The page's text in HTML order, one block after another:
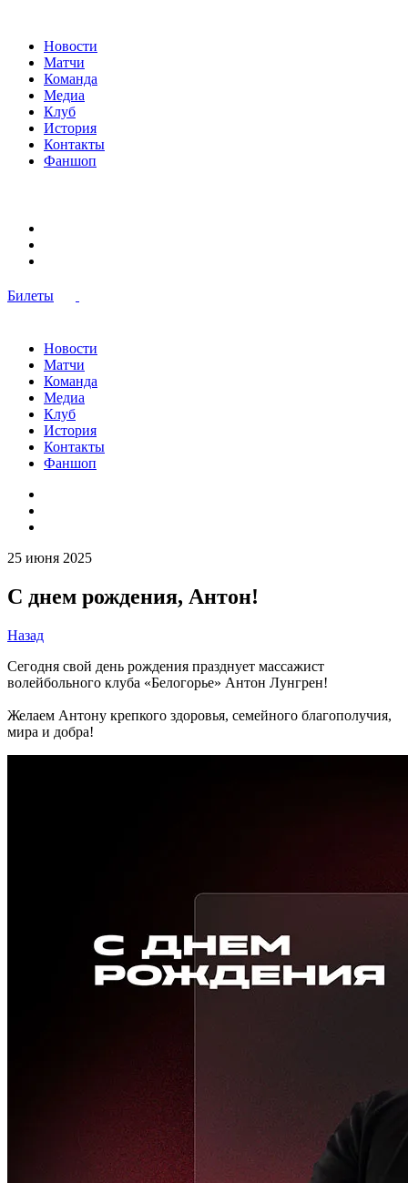
Новости
Матчи
Команда
Медиа
Клуб
История
Контакты
Фаншоп
Билеты
Новости
Матчи
Команда
Медиа
Клуб
История
Контакты
Фаншоп
25 июня 2025
С днем рождения, Антон!
Назад
Сегодня свой день рождения празднует массажист
волейбольного клуба «Белогорье» Антон Лунгрен!
Желаем Антону крепкого здоровья, семейного благополучия,
мира и добра!